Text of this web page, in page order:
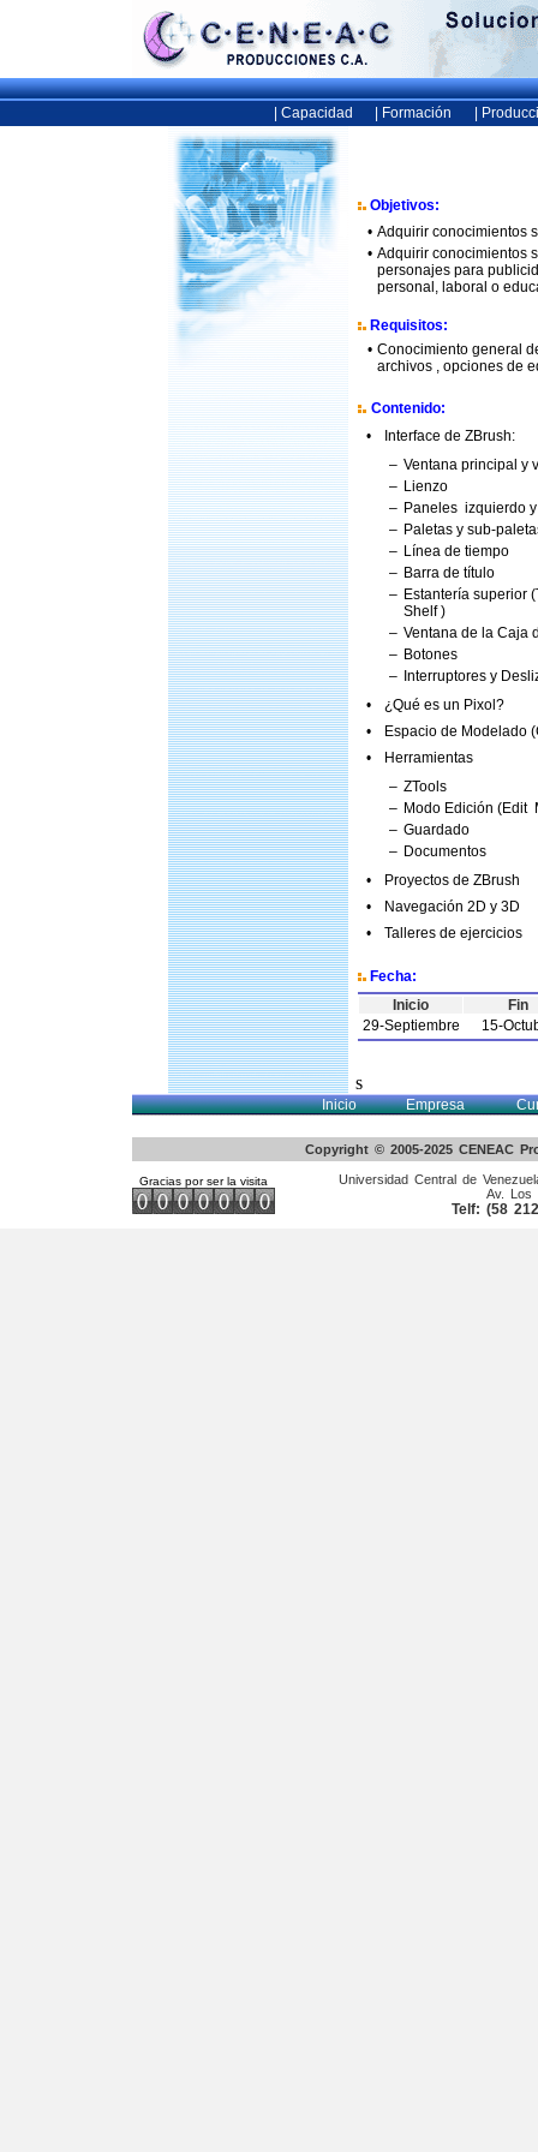
Objetivos:
• Adquirir conocimientos
• Adquirir conocimientos
personajes para
personal, laboral o
Requisitos:
• Conocimiento general
archivos , opciones de
Contenido:
•
Interface de ZBrush:
– Ventana principal y
– Lienzo
– Paneles izquierdo
– Paletas y sub-
– Línea de tiempo
– Barra de título
– Estantería superior
Shelf )
– Ventana de la Caja
– Botones
–
Interruptores y
•
¿Qué es un Pixol?
•
Espacio de Modelado
•
Herramientas
– ZTools
– Modo Edición (Edit
– Guardado
– Documentos
•
Proyectos de ZBrush
•
Navegación 2D y 3D
•
Talleres de ejercicios
Fecha:
Inicio
Fin
29-Septiembre
15-
s
Inicio Empresa
Copyright © 2005-2025 CENEAC
Gracias por ser la visita
Universidad Central de
Av. Los
Telf: (58
| Capacidad | Formación |